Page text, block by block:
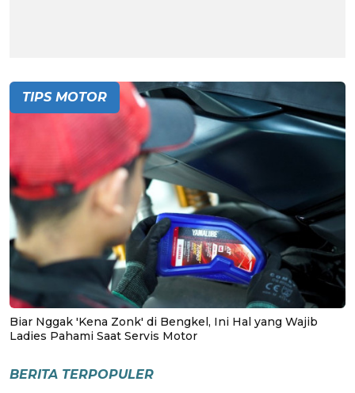
TIPS MOTOR
Biar Nggak 'Kena Zonk' di Bengkel, Ini Hal yang Wajib
Ladies Pahami Saat Servis Motor
BERITA TERPOPULER